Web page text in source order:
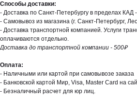
Способы доставки:
- Доставка по Санкт-Петербургу в пределах КАД -
- Самовывоз из магазина (г. Санкт-Петербург,
- Доставка транспортной компанией. Услуги
оплачиваются отдельно.
Доставка до транспортной компании - 500₽
Оплата:
- Наличными или картой при самовывозе заказа
- Банковской картой Мир, Visa, Master Card на
- Безналичный расчет для юр лиц.